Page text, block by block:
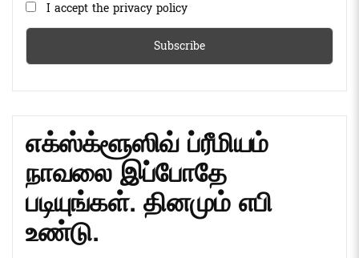
I accept the privacy policy
எக்ஸ்க்ளூஸிவ் ப்ரீமியம்
நாவலை இப்போதே
படியுங்கள். தினமும் எபி
உண்டு.